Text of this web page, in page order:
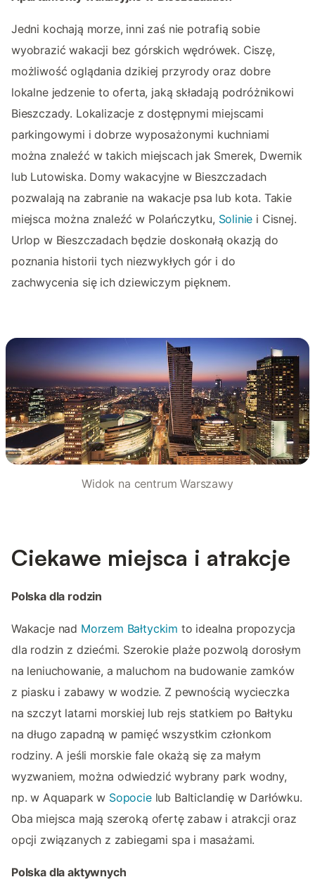
Jedni kochają morze, inni zaś nie potrafią sobie
wyobrazić wakacji bez górskich wędrówek. Ciszę,
możliwość oglądania dzikiej przyrody oraz dobre
lokalne jedzenie to oferta, jaką składają podróżnikowi
Bieszczady. Lokalizacje z dostępnymi miejscami
parkingowymi i dobrze wyposażonymi kuchniami
można znaleźć w takich miejscach jak Smerek, Dwernik
lub Lutowiska. Domy wakacyjne w Bieszczadach
pozwalają na zabranie na wakacje psa lub kota. Takie
miejsca można znaleźć w Polańczytku, Solinie i Cisnej.
Urlop w Bieszczadach będzie doskonałą okazją do
poznania historii tych niezwykłych gór i do
zachwycenia się ich dziewiczym pięknem.
Widok na centrum Warszawy
Ciekawe miejsca i atrakcje
Polska dla rodzin
Wakacje nad Morzem Bałtyckim to idealna propozycja
dla rodzin z dziećmi. Szerokie plaże pozwolą dorosłym
na leniuchowanie, a maluchom na budowanie zamków
z piasku i zabawy w wodzie. Z pewnością wycieczka
na szczyt latarni morskiej lub rejs statkiem po Bałtyku
na długo zapadną w pamięć wszystkim członkom
rodziny. A jeśli morskie fale okażą się za małym
wyzwaniem, można odwiedzić wybrany park wodny,
np. w Aquapark w Sopocielub Balticlandię w Darłówku.
Oba miejsca mają szeroką ofertę zabaw i atrakcji oraz
opcji związanych z zabiegami spa i masażami.
Polska dla aktywnych